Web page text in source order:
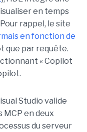
en temps
rappel, le site
en fonction de
que par requête.
« Copilot
Studio valide
MCP en deux
du serveur